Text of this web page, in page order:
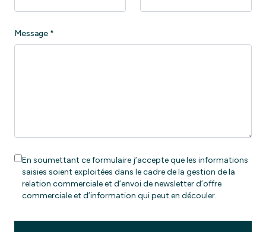
Message*
En soumettant ce formulaire j’accepte que les informations
saisies soient exploitées dans le cadre de la gestion de la
relation commerciale et d’envoi de newsletter d’offre
commerciale et d’information qui peut en découler.